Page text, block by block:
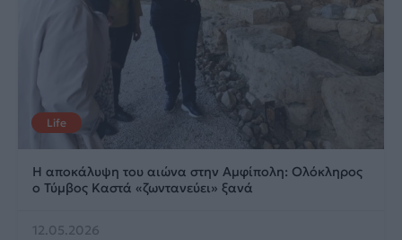
Life
Η αποκάλυψη του αιώνα στην Αμφίπολη: Ολόκληρος
ο Τύμβος Καστά «ζωντανεύει» ξανά
12.05.2026